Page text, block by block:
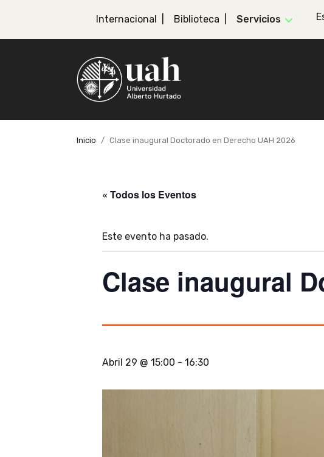
Internacional Biblioteca Servicios
Inicio Clase inaugural Doctorado en Derecho UAH 2026
« Todos los Eventos
Este evento ha pasado.
Clase inaugural
Abril 29 @ 15:00 - 16:30